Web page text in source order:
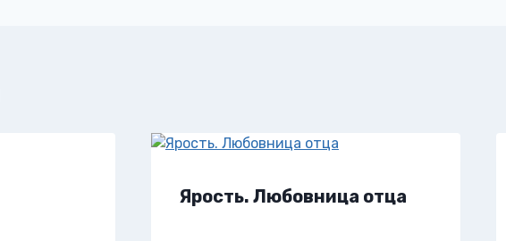
Ярость. Любовница отца